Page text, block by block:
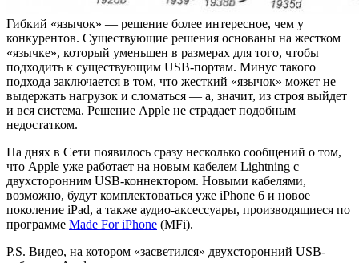
Гибкий «язычок» — решение более интересное, чем у
конкурентов. Существующие решения основаны на жестком
«язычке», который уменьшен в размерах для того, чтобы
подходить к существующим USB-портам. Минус такого
подхода заключается в том, что жесткий «язычок» может не
выдержать нагрузок и сломаться — а, значит, из строя выйдет
и вся система. Решение Apple не страдает подобным
недостатком.
На днях в Сети появилось сразу несколько сообщений о том,
что Apple уже работает на новым кабелем Lightning с
двухсторонним USB-коннектором. Новыми кабелями,
возможно, будут комплектоваться уже iPhone 6 и новое
поколение iPad, а также аудио-аксессуары, производящиеся по
программе Made For iPhone (MFi).
P.S. Видео, на котором «засветился» двухсторонний USB-